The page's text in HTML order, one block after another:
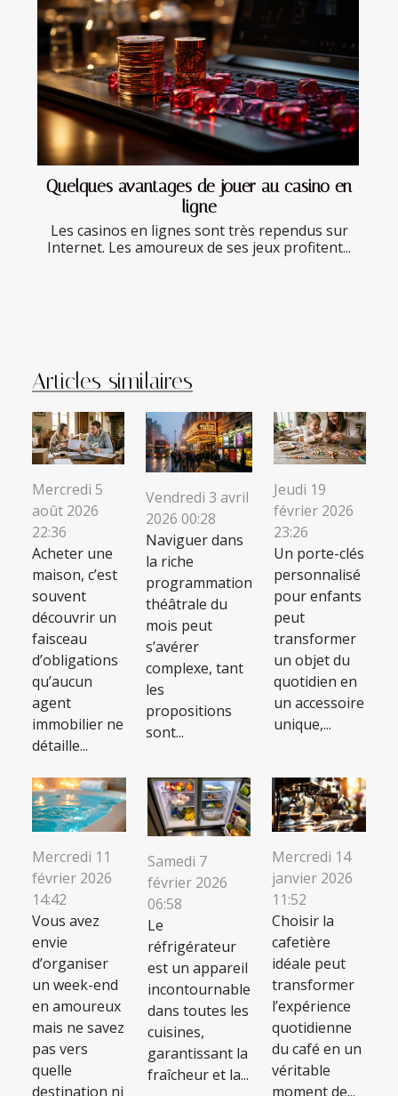
Quelques avantages de jouer au casino en
ligne
Les casinos en lignes sont très rependus sur
Internet. Les amoureux de ses jeux profitent...
Articles similaires
Mercredi 5
août 2026
22:36
Acheter une
maison, c’est
souvent
découvrir un
faisceau
d’obligations
qu’aucun
agent
immobilier ne
détaille...
Vendredi 3 avril
2026 00:28
Naviguer dans
la riche
programmation
théâtrale du
mois peut
s’avérer
complexe, tant
les
propositions
sont...
Jeudi 19
février 2026
23:26
Un porte-clés
personnalisé
pour enfants
peut
transformer
un objet du
quotidien en
un accessoire
unique,...
Mercredi 11
février 2026
14:42
Vous avez
envie
d’organiser
un week-end
en amoureux
mais ne savez
pas vers
quelle
destination ni
Samedi 7
février 2026
06:58
Le
réfrigérateur
est un appareil
incontournable
dans toutes les
cuisines,
garantissant la
fraîcheur et la...
Mercredi 14
janvier 2026
11:52
Choisir la
cafetière
idéale peut
transformer
l’expérience
quotidienne
du café en un
véritable
moment de...